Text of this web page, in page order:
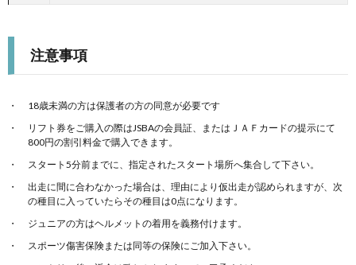
注意事項
18歳未満の方は保護者の方の同意が必要です
リフト券をご購入の際はJSBAの会員証、またはＪＡＦカードの提示にて
800円の割引料金で購入できます。
スタート5分前までに、指定されたスタート場所へ集合して下さい。
出走に間に合わなかった場合は、理由により仮出走が認められますが、次
の種目に入っていたらその種目は0点になります。
ジュニアの方はヘルメットの着用を義務付けます。
スポーツ傷害保険または同等の保険にご加入下さい。